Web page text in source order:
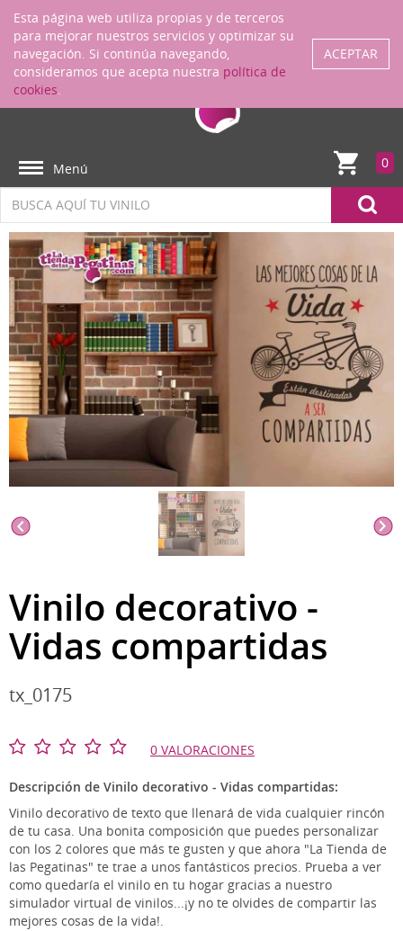
ENTRAR
Menú 0
Vinilo decorativo -
Vidas compartidas
tx_0175
0 VALORACIONES
Descripción de Vinilo decorativo - Vidas compartidas:
Vinilo decorativo de texto que llenará de vida cualquier rincón
de tu casa. Una bonita composición que puedes personalizar
con los 2 colores que más te gusten y que ahora "La Tienda de
las Pegatinas" te trae a unos fantásticos precios. Prueba a ver
como quedaría el vinilo en tu hogar gracias a nuestro
simulador virtual de vinilos...¡y no te olvides de compartir las
mejores cosas de la vida!.
Esta página web utiliza propias y de terceros
para mejorar nuestros servicios y optimizar su
navegación. Si continúa navegando,
consideramos que acepta nuestra política de
cookies.
ACEPTAR